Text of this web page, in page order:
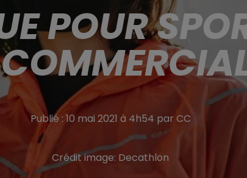
POUR
Publié : 10 mai 2021 à 4h54 par CC
Crédit image: Decathlon